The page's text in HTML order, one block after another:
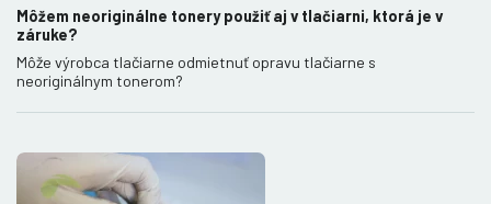
Môžem neoriginálne tonery použiť aj v tlačiarni, ktorá je v
záruke?
Môže výrobca tlačiarne odmietnuť opravu tlačiarne s
neoriginálnym tonerom?